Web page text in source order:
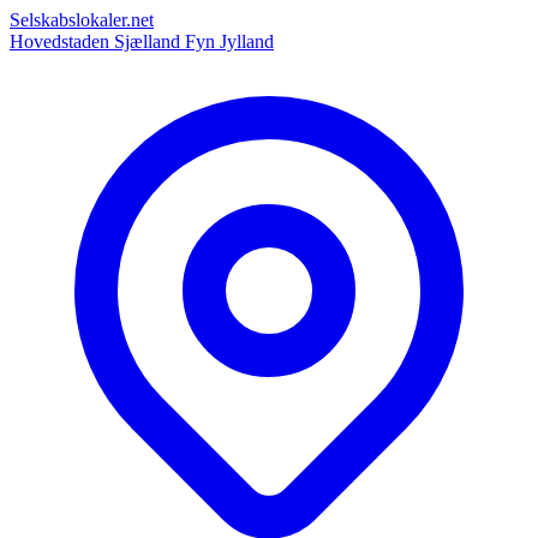
Selskabslokaler.net
Hovedstaden Sjælland Fyn Jylland